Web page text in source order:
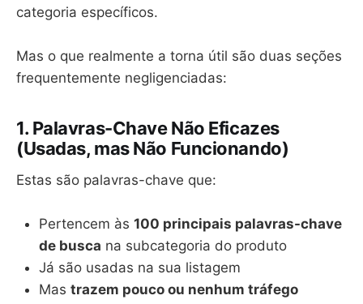
categoria específicos.
Mas o que realmente a torna útil são duas seções
frequentemente negligenciadas:
1. Palavras-Chave Não Eficazes
(Usadas, mas Não Funcionando)
Estas são palavras-chave que:
Pertencem às 100 principais palavras-chave
de busca na subcategoria do produto
Já são usadas na sua listagem
Mas trazem pouco ou nenhum tráfego